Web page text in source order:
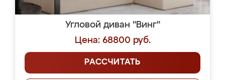
Угловой диван "Винг"
Цена: 68800 руб.
РАССЧИТАТЬ